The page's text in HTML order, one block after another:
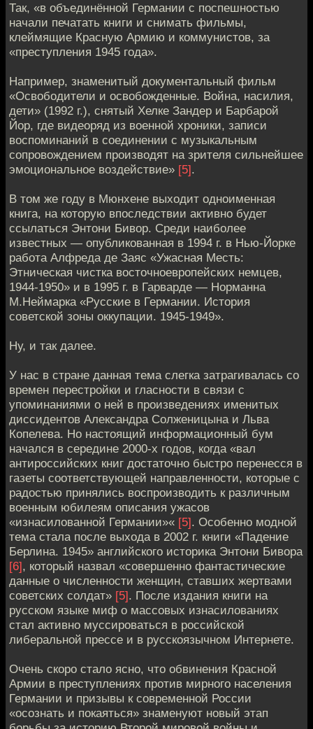
Так, «в объединённой Германии с поспешностью
начали печатать книги и снимать фильмы,
клеймящие Красную Армию и коммунистов, за
«преступления 1945 года».
Например, знаменитый документальный фильм
«Освободители и освобожденные. Война, насилия,
дети» (1992 г.), снятый Хелке Зандер и Барбарой
Йор, где видеоряд из военной хроники, записи
воспоминаний в соединении с музыкальным
сопровождением производят на зрителя сильнейшее
эмоциональное воздействие» [5].
В том же году в Мюнхене выходит одноименная
книга, на которую впоследствии активно будет
ссылаться Энтони Бивор. Среди наиболее
известных — опубликованная в 1994 г. в Нью-Йорке
работа Алфреда де Заяс «Ужасная Месть:
Этническая чистка восточноевропейских немцев,
1944-1950» и в 1995 г. в Гарварде — Норманна
М.Неймарка «Русские в Германии. История
советской зоны оккупации. 1945-1949».
Ну, и так далее.
У нас в стране данная тема слегка затрагивалась со
времен перестройки и гласности в связи с
упоминаниями о ней в произведениях именитых
диссидентов Александра Солженицына и Льва
Копелева. Но настоящий информационный бум
начался в середине 2000-х годов, когда «вал
антироссийских книг достаточно быстро перенесся в
газеты соответствующей направленности, которые с
радостью принялись воспроизводить к различным
военным юбилеям описания ужасов
«изнасилованной Германии»« [5]. Особенно модной
тема стала после выхода в 2002 г. книги «Падение
Берлина. 1945» английского историка Энтони Бивора
[6], который назвал «совершенно фантастические
данные о численности женщин, ставших жертвами
советских солдат» [5]. После издания книги на
русском языке миф о массовых изнасилованиях
стал активно муссироваться в российской
либеральной прессе и в русскоязычном Интернете.
Очень скоро стало ясно, что обвинения Красной
Армии в преступлениях против мирного населения
Германии и призывы к современной России
«осознать и покаяться» знаменуют новый этап